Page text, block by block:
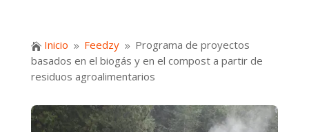
 Inicio 9 Feedzy 9 Programa de proyectos
basados en el biogás y en el compost a partir de
residuos agroalimentarios